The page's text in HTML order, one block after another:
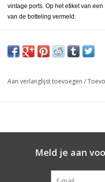
vintage ports. Op het etiket van
van de botteling vermeld.
Aan verlanglijst toevoegen /
Meld je aan